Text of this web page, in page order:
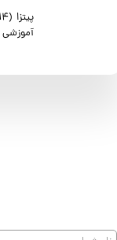
پیتزا (۱۴)
آموزشی